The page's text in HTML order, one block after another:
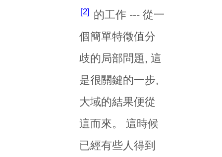
2
的工作 --- 從一
個簡單特徵值分
歧的局部問題, 這
是很關鍵的一步,
大域的結果便從
這而來。 這時候
已經有些人得到